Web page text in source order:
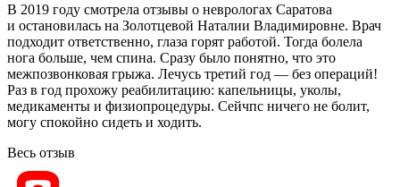
В 2019 году смотрела отзывы о неврологах Саратова
и остановилась на Золотцевой Наталии Владимировне. Врач
подходит ответственно, глаза горят работой. Тогда болела
нога больше, чем спина. Сразу было понятно, что это
межпозвонковая грыжа. Лечусь третий год — без операций!
Раз в год прохожу реабилитацию: капельницы, уколы,
медикаменты и физиопроцедуры. Сейчпс ничего не болит,
могу спокойно сидеть и ходить.
Весь отзыв